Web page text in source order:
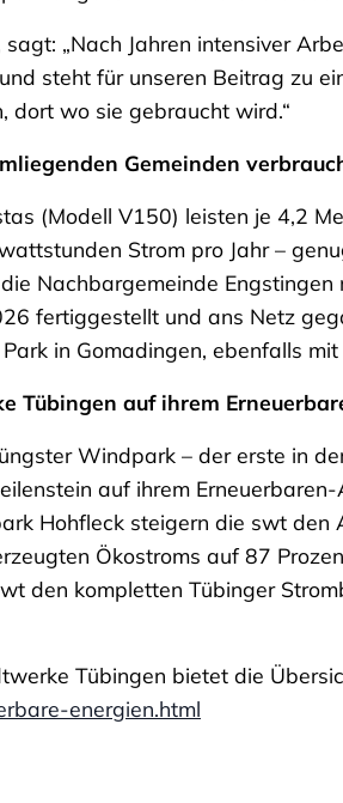
sagt: „Nach Jahren intensiver
steht für unseren Beitrag zu
dort wo sie gebraucht wird.“
Gemeinden
(Modell V150) leisten je 4,2
Strom pro Jahr –
Nachbargemeinde
fertiggestellt und ans Netz
in Gomadingen, ebenfalls
Tübingen auf ihrem
Windpark – der erste in
auf ihrem
Hohfleck steigern die swt den
Ökostroms auf 87
den kompletten Tübinger
Tübingen bietet die
energien.html